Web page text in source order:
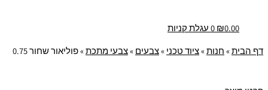
₪0.00
0 עגלת קניות
דף הבית» חנות»ציוד טכני »צבעים »צבעי מתכת»פוליאור שחור 0.75